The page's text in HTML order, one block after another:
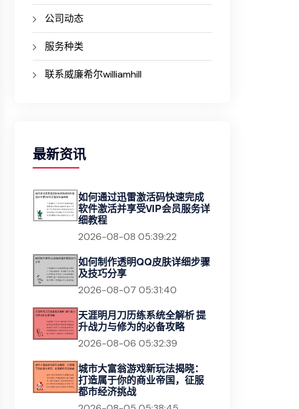
公司动态
服务种类
联系威廉希尔williamhill
最新资讯
如何通过迅雷激活码快速完成
软件激活并享受VIP会员服务详
细教程
2026-08-08 05:39:22
如何制作透明QQ皮肤详细步骤
及技巧分享
2026-08-07 05:31:40
天涯明月刀历练系统全解析 提
升战力与修为的必备攻略
2026-08-06 05:32:39
城市大富翁游戏新玩法揭晓：
打造属于你的商业帝国，征服
都市经济挑战